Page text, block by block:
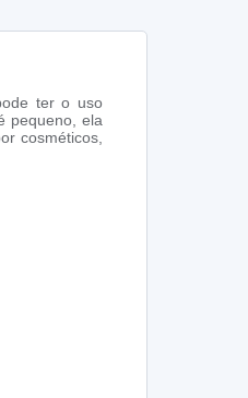
ter o uso
pequeno, ela
cosméticos,